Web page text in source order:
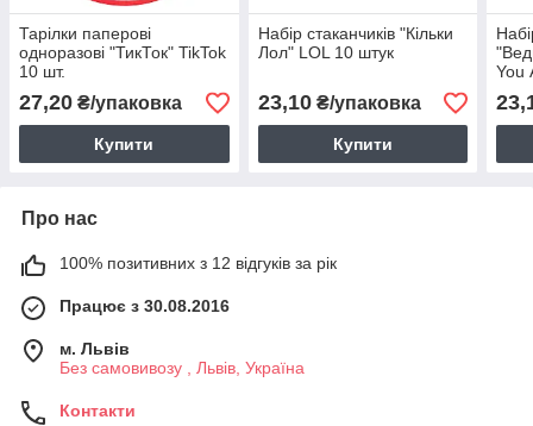
Тарілки паперові
одноразові "ТикТок" TikTok
10 шт.
27,20 ₴/упаковка
Купити
Набір стаканчиків "Кільки
Лол" LOL 10 штук
23,10₴/упаковка
Купити
You
пач.
Про нас
100% позитивних з 12 відгуків за рік
Працює з 30.08.2016
м. Львів
Без самовивозу , Львів, Україна
Контакти